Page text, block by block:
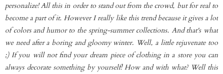
personalize! All this in order to stand out from the crowd, but for real to
become a part of it. However I really like this trend because it gives a lot
of colors and humor to the spring-summer collections. And that's what
we need after a boring and gloomy winter. Well, a little rejuvenate too
;) If you will not find your dream piece of clothing in a store you can
always decorate something by yourself! How and with what? Well this